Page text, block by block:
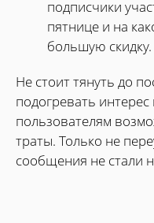
подписчики
пятнице и на
большую скидку.
Не стоит тянуть до
подогревать
пользователям
траты. Только не
сообщения не стали